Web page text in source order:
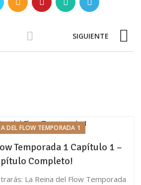
SIGUIENTE
DEL FLOW TEMPORADA 1
Temporada 1 Capítulo 1 –
Completo!
La Reina del Flow Temporada